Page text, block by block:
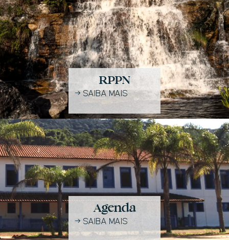
RPPN
→SAIBA MAIS
Agenda
→ SAIBA MAIS